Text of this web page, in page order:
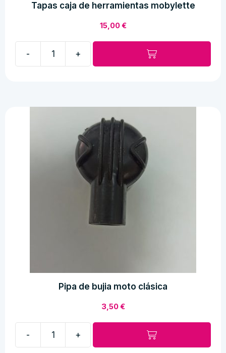
Tapas caja de herramientas mobylette
15,00€
-
mobylette
cantidad
+
Pipa de bujia moto clásica
3,50€
- +